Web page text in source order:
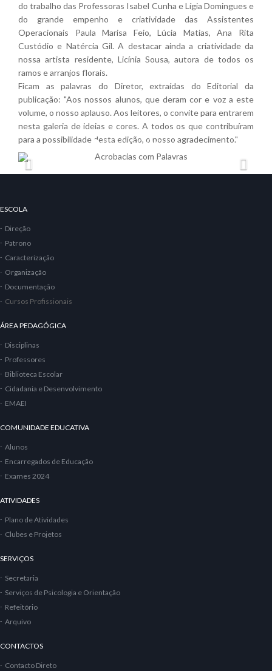
do trabalho das Professoras Isabel Cunha e Lígia Domingues e
do grande empenho e criatividade das Assistentes
Operacionais Paula Marisa Feio, Lúcia Matias, Ana Rita
Custódio e Natércia Gil. A destacar ainda a criatividade da
nossa artista residente, Licínia Sousa, autora de todos os
ramos e arranjos florais.
Ficam as palavras do Diretor, extraídas do Editorial da
publicação: "Aos nossos alunos, que deram cor e voz a este
volume, o nosso aplauso. Aos leitores, o convite para entrarem
nesta galeria de ideias e cores. A todos os que contribuíram
para a possibilidade desta edição, o nosso agradecimento."
ESCOLA
Direção
Patrono
Caracterização
Organização
Documentação
Cursos Profissionais
ÁREA PEDAGÓGICA
Disciplinas
Professores
Biblioteca Escolar
Cidadania e Desenvolvimento
EMAEI
COMUNIDADE EDUCATIVA
Alunos
Encarregados de Educação
Exames 2024
ATIVIDADES
Plano de Atividades
Clubes e Projetos
SERVIÇOS
Secretaria
Serviços de Psicologia e Orientação
Refeitório
Arquivo
CONTACTOS
Contacto Direto